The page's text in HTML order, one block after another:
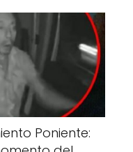
de Boy Scouts
ha
de perfil en
positiva en
a la vida de las
esta práctica
Poniente: